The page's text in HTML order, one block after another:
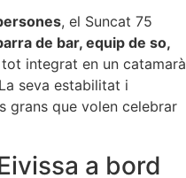
, el Suncat 75
de bar, equip de so,
tot integrat en un catamarà
seva estabilitat i
grans que volen celebrar
a bord